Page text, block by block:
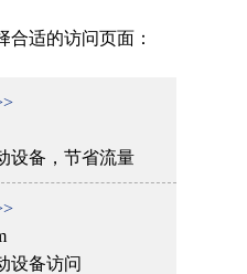
合适的访问页面：
设备，节省流量
设备访问